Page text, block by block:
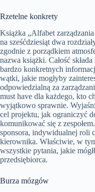
Rzetelne konkrety
Książka „Alfabet
na sześćdziesiąt dwa
zgodnie z porządkiem
nazwa książki. Całość
bardzo konkretnych
wątki, jakie mogłyby
odpowiedzialną za
must have dla każdego, kto
wyjątkowo sprawnie.
cel projektu, jak ograniczyć
komunikować się z
sponsora, indywidualnej roli
kierownika. Właściwie, w
wszystkie pytania, jakie
przedsiębiorca.
Burza mózgów